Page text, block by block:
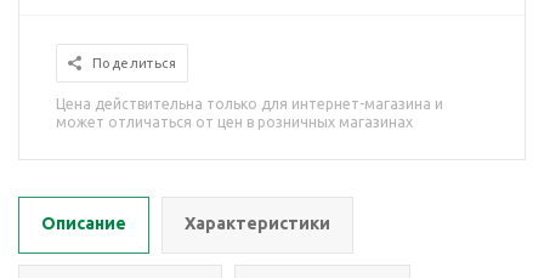
Поделиться
Цена действительна только для интернет-магазина и
может отличаться от цен в розничных магазинах
Описание Характеристики